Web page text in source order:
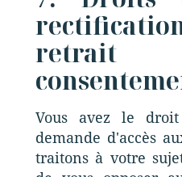
Vous avez le
demande d'accès
traitons à votre